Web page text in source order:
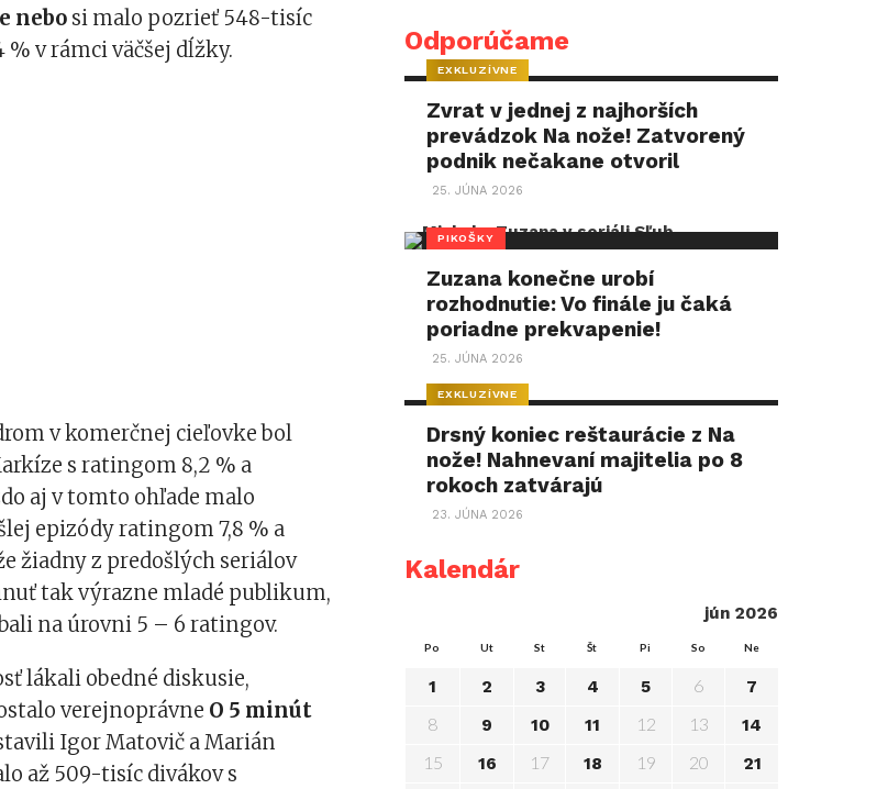
nebo si malo pozrieť 548-tisíc
v rámci väčšej dĺžky.
v komerčnej cieľovke bol
s ratingom 8,2 % a
aj v tomto ohľade malo
epizódy ratingom 7,8 % a
žiadny z predošlých seriálov
tak výrazne mladé publikum,
na úrovni 5 – 6 ratingov.
lákali obedné diskusie,
verejnoprávne O 5 minút
Igor Matovič a Marián
až 509-tisíc divákov s
Odporúčame
EXKLUZÍVNE
Zvrat v jednej z najhorších
prevádzok Na nože! Zatvorený
podnik nečakane otvoril
25. JÚNA 2026
PIKOŠKY
Zuzana konečne urobí
rozhodnutie: Vo finále ju čaká
poriadne prekvapenie!
25. JÚNA 2026
EXKLUZÍVNE
Drsný koniec reštaurácie z Na
nože! Nahnevaní majitelia po 8
rokoch zatvárajú
23. JÚNA 2026
Kalendár
jún 2026
Po Ut St Št Pi So Ne
1 2 3 4 5 6 7
8 9 10 11 12 13 14
15 16 17 18 19 20
21